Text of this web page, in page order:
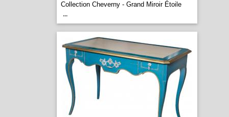
Collection Cheverny - Grand Miroir Étoile
...